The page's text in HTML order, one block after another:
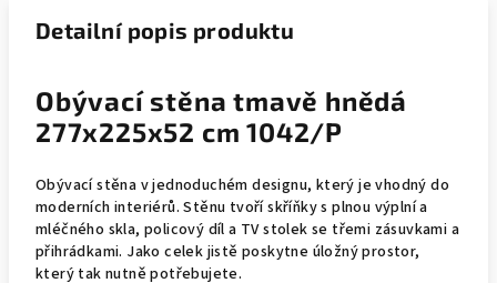
Detailní popis produktu
Obývací stěna tmavě hnědá
277x225x52 cm 1042/P
Obývací stěna v jednoduchém designu, který je vhodný do
moderních interiérů. Stěnu tvoří skříňky s plnou výplní a
mléčného skla, policový díl a TV stolek se třemi zásuvkami a
přihrádkami. Jako celek jistě poskytne úložný prostor,
který tak nutně potřebujete.